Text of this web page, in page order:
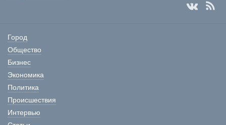
Город
Общество
Бизнес
Экономика
Политика
Происшествия
Интервью